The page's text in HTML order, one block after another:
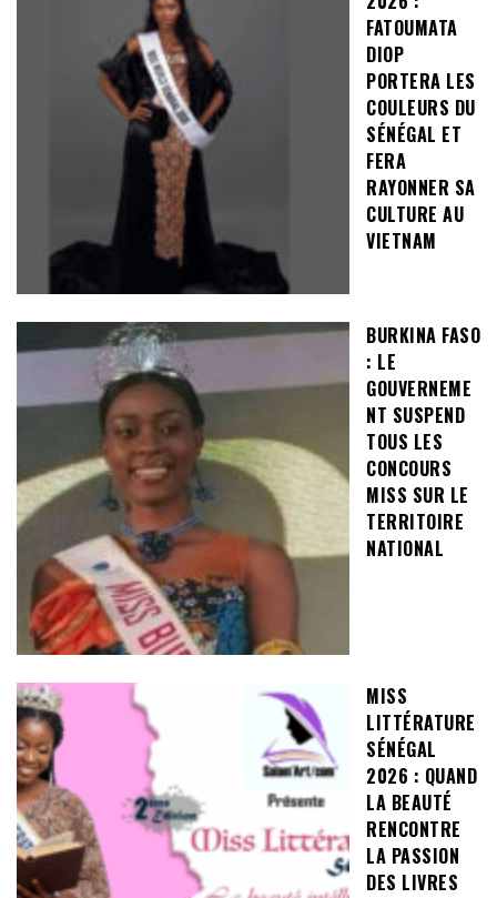
FATOUMATA
DIOP
PORTERA LES
COULEURS DU
SÉNÉGAL ET
FERA
RAYONNER SA
CULTURE AU
VIETNAM
BURKINA FASO
: LE
GOUVERNEME
NT SUSPEND
TOUS LES
CONCOURS
MISS SUR LE
TERRITOIRE
NATIONAL
MISS
LITTÉRATURE
SÉNÉGAL
2026 : QUAND
LA BEAUTÉ
RENCONTRE
LA PASSION
DES LIVRES